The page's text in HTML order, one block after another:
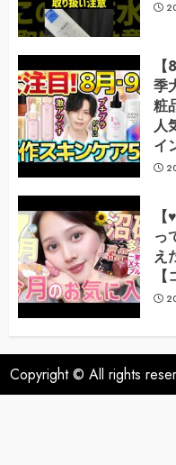
季
粧
人
イ
【♥️
っ
え
Copyright © All rights